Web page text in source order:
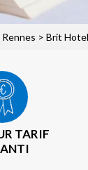
> Brit
TARIF